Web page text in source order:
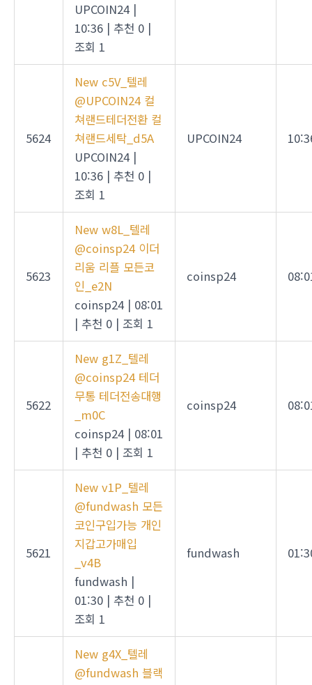
UPCOIN24 |
10:36 | 추천 0 |
조회 1
5624
New c5V_텔레
@UPCOIN24 컬
쳐랜드테더전환 컬
쳐랜드세탁_d5A
UPCOIN24 |
10:36 | 추천 0 |
조회 1
UPCOIN24
5623
New w8L_텔레
@coinsp24 이더
리움 리플 모든코
인_e2N
coinsp24 | 08:01
| 추천 0 | 조회 1
coinsp24
5622
New g1Z_텔레
@coinsp24 테더
무통 테더전송대행
_m0C
coinsp24 | 08:01
| 추천 0 | 조회 1
coinsp24
5621
New v1P_텔레
@fundwash 모든
코인구입가능 개인
지갑고가매입
_v4B
fundwash |
01:30 | 추천 0 |
조회 1
fundwash
New g4X_텔레
@fundwash 블랙